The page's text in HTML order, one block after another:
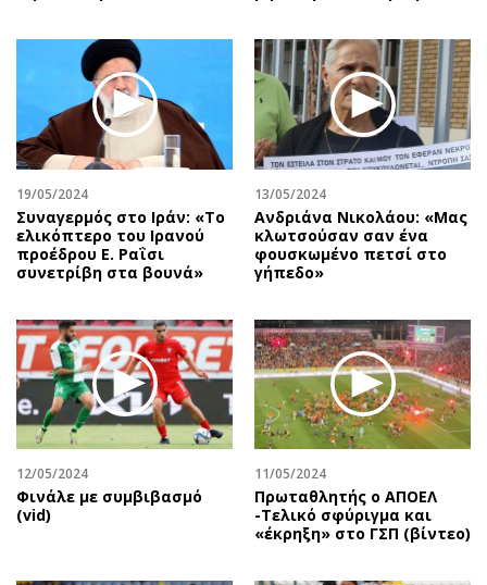
19/05/2024
Συναγερμός στο Ιράν: «Το
ελικόπτερο του Ιρανού
προέδρου Ε. Ραΐσι
συνετρίβη στα βουνά»
13/05/2024
Ανδριάνα Νικολάου: «Μας
κλωτσούσαν σαν ένα
φουσκωμένο πετσί στο
γήπεδο»
12/05/2024
Φινάλε με συμβιβασμό
(vid)
11/05/2024
Πρωταθλητής ο ΑΠΟΕΛ
-Τελικό σφύριγμα και
«έκρηξη» στο ΓΣΠ (βίντεο)